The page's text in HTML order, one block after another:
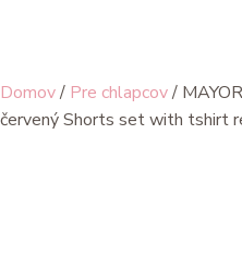
Domov/ Pre chlapcov/
červený Shorts set with tshirt